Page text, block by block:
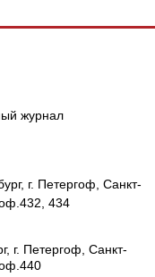
журнал
г. Петергоф, Санкт-
434
г. Петергоф, Санкт-